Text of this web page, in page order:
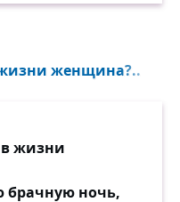
женщина?..
в жизни
брачную ночь,